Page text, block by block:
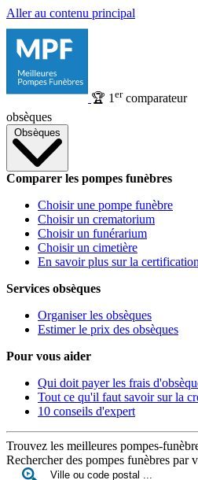
Aller au contenu principal
🏆 1 ercomparateur
obsèques
Obsèques
Comparer les pompes funèbres
Choisir une pompe funèbre
Choisir un crematorium
Choisir un funérarium
Choisir un cimetière
En savoir plus sur la
Services obsèques
Organiser les obsèques
Estimer le prix des obsèques
Pour vous aider
Qui doit payer les frais
Tout ce qu'il faut savoir sur la
10 conseils d'expert
Trouvez les meilleures pompes-
Rechercher des pompes funèbres par